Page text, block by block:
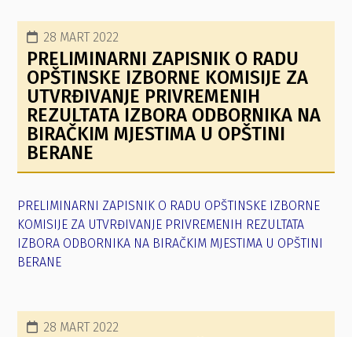
28 MART 2022
PRELIMINARNI ZAPISNIK O RADU
OPŠTINSKE IZBORNE KOMISIJE ZA
UTVRĐIVANJE PRIVREMENIH
REZULTATA IZBORA ODBORNIKA NA
BIRAČKIM MJESTIMA U OPŠTINI
BERANE
PRELIMINARNI ZAPISNIK O RADU OPŠTINSKE IZBORNE
KOMISIJE ZA UTVRĐIVANJE PRIVREMENIH REZULTATA
IZBORA ODBORNIKA NA BIRAČKIM MJESTIMA U OPŠTINI
BERANE
28 MART 2022